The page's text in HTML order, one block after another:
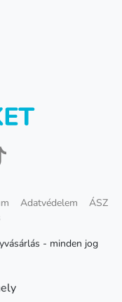
Adatvédelem
ÁSZ
- minden jog